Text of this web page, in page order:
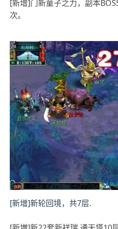
[新增]门新童子之力，副本
次。
[新增]新轮回境，共7层.